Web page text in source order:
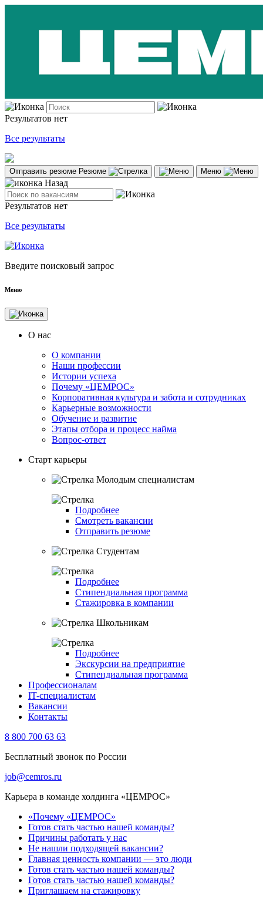
Результатов нет
Все результаты
Отправить резюме Резюме Меню
Назад
Результатов нет
Все результаты
Введите поисковый запрос
Меню
О нас
О компании
Наши профессии
Истории успеха
Почему «ЦЕМРОС»
Корпоративная культура и забота и сотрудниках
Карьерные возможности
Обучение и развитие
Этапы отбора и процесс найма
Вопрос-ответ
Старт карьеры
Молодым специалистам
Подробнее
Смотреть вакансии
Отправить резюме
Студентам
Подробнее
Стипендиальная программа
Стажировка в компании
Школьникам
Подробнее
Экскурсии на предприятие
Стипендиальная программа
Профессионалам
IT-специалистам
Вакансии
Контакты
8 800 700 63 63
Бесплатный звонок по России
job@cemros.ru
Карьера в команде холдинга «ЦЕМРОС»
«Почему «ЦЕМРОС»
Готов стать частью нашей команды?
Причины работать у нас
Не нашли подходящей вакансии?
Главная ценность компании — это люди
Готов стать частью нашей команды?
Готов стать частью нашей команды?
Приглашаем на стажировку